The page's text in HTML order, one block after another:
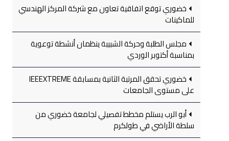
خضوري توقع اتفاقية تعاون مع شركة المركز الهندسي
للماكينات
مجلس الطلبة وحركة الشبيبة ينظمان أنشطة توعوية
بمناسبة أكتوبر الوردي
خضوري تحقق المرتبة الثانية بمسابقة IEEEXTREME
على مستوى الجامعات
أبو الرب يستلم مخطط تفصيلي لجامعة خضوري من
سلطة الأراضي في طولكرم